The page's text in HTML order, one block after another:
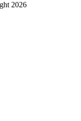
2026